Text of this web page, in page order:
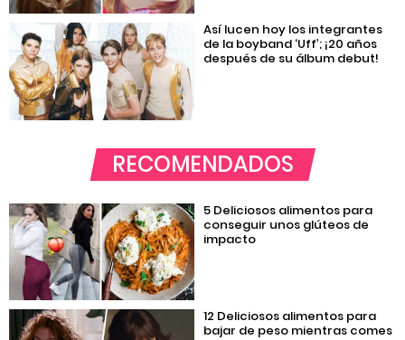
Así lucen hoy los integrantes
de la boyband ‘Uff’; ¡20 años
después de su álbum debut!
RECOMENDADOS
5 Deliciosos alimentos para
conseguir unos glúteos de
impacto
12 Deliciosos alimentos para
bajar de peso mientras comes